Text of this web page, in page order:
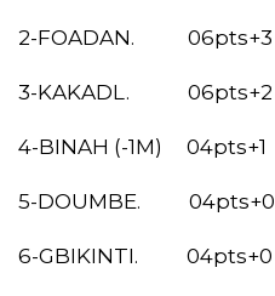
2-FOADAN. 06pts+3
3-KAKADL. 06pts+2
4-BINAH (-1M) 04pts+1
5-DOUMBE. 04pts+0
6-GBIKINTI. 04pts+0